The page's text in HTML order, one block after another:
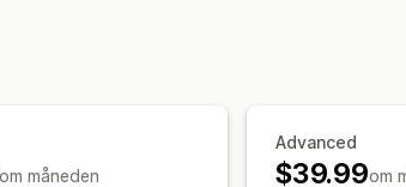
Masseredigering
Kampagner
af rabatter
Automatiseringer
Niveauinddelte rabatter
intelligens
Prioriteret behandling
om måneden
Advanced
$39.99om